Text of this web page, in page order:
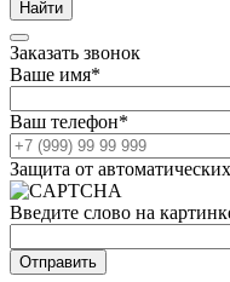
Заказать звонок
Ваше имя*
Ваш телефон*
Защита от
Введите слово на